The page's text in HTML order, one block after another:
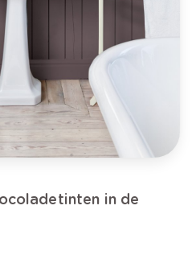
in de